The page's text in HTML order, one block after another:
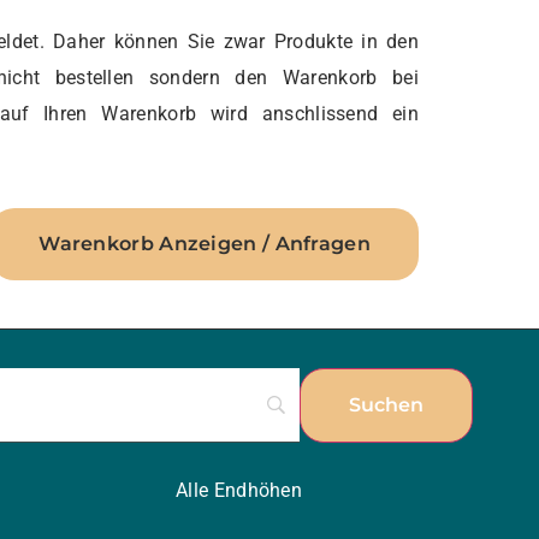
Daher können Sie zwar Produkte in den
bestellen sondern den Warenkorb bei
Ihren Warenkorb wird anschlissend ein
Warenkorb Anzeigen / Anfragen
Alle Endhöhen